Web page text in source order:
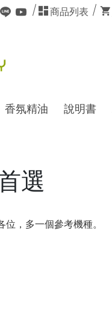
商品列表
香氛精油 說明書
選
，多一個參考機種。